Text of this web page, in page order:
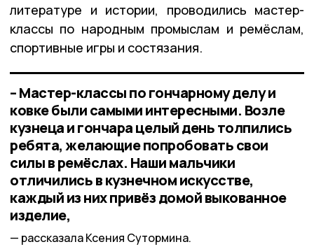
литературе и истории, проводились мастер-
классы по народным промыслам и ремёслам,
спортивные игры и состязания.
– Мастер-классы по гончарному делу и
ковке были самыми интересными. Возле
кузнеца и гончара целый день толпились
ребята, желающие попробовать свои
силы в ремёслах. Наши мальчики
отличились в кузнечном искусстве,
каждый из них привёз домой выкованное
изделие,
рассказала Ксения Сутормина.